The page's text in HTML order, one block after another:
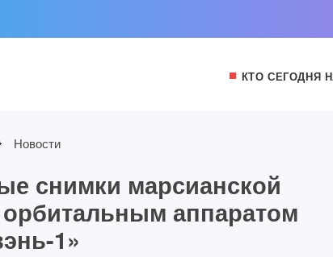
КТО СЕГОДНЯ
Новости
снимки марсианской
аппаратом
1»